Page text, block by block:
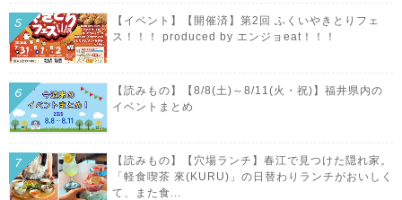
【イベント】【開催済】第2回 ふくいやきとりフェ
ス！！！ produced by エンジョeat！！！
【読みもの】【8/8(土)～8/11(火・祝)】福井県内の
イベントまとめ
【読みもの】【穴場ランチ】春江で見つけた隠れ家。
「軽食喫茶 來(KURU)」の日替わりランチがおいしく
て、また食...